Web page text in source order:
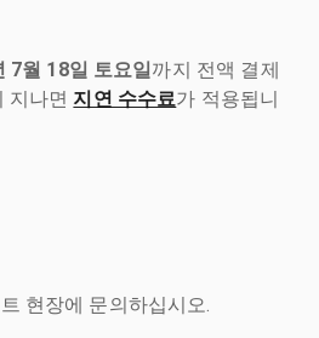
7월 18일 토요일까지 전액 결제
지나면 지연 수수료가 적용됩니
현장에 문의하십시오.